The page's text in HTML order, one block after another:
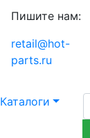
Пишите нам:
retail@hot-
parts.ru
Каталоги